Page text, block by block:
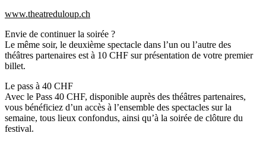
www.theatreduloup.ch
Envie de continuer la soirée ?
Le même soir, le deuxième spectacle dans l’un ou l’autre des
théâtres partenaires est à 10 CHF sur présentation de votre premier
billet.
Le pass à 40 CHF
Avec le Pass 40 CHF, disponible auprès des théâtres partenaires,
vous bénéficiez d’un accès à l’ensemble des spectacles sur la
semaine, tous lieux confondus, ainsi qu’à la soirée de clôture du
festival.